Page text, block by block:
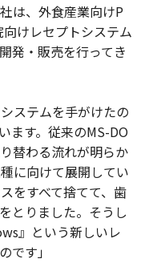
は、外食産業向けP
けレセプトシステム
発・販売を行ってき
ステムを手がけたの
ます。従来のMS-DO
替わる流れが明らか
に向けて展開してい
をすべて捨てて、歯
とりました。そうし
』という新しいレ
です」